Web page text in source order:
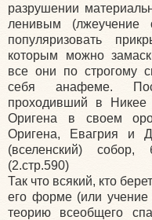
разрушении
ленивым (лжеучение
популяризовать
которым можно
все они по строгому
себя анафеме.
проходивший в Никее
Оригена в своем
Оригена, Евагрия и
(вселенский) собор,
(2.стр.590)
Так что всякий, кто
его форме (или
теорию всеобщего